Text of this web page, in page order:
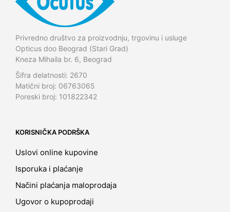
на
страници
Privredno društvo za proizvodnju, trgovinu i usluge
Opticus doo Beograd (Stari Grad)
Kneza Mihaila br. 6, Beograd
Šifra delatnosti: 2670
Matični broj: 06763065
Poreski broj: 101822342
KORISNIČKA PODRŠKA
Uslovi online kupovine
Isporuka i plaćanje
Načini plaćanja maloprodaja
Ugovor o kupoprodaji